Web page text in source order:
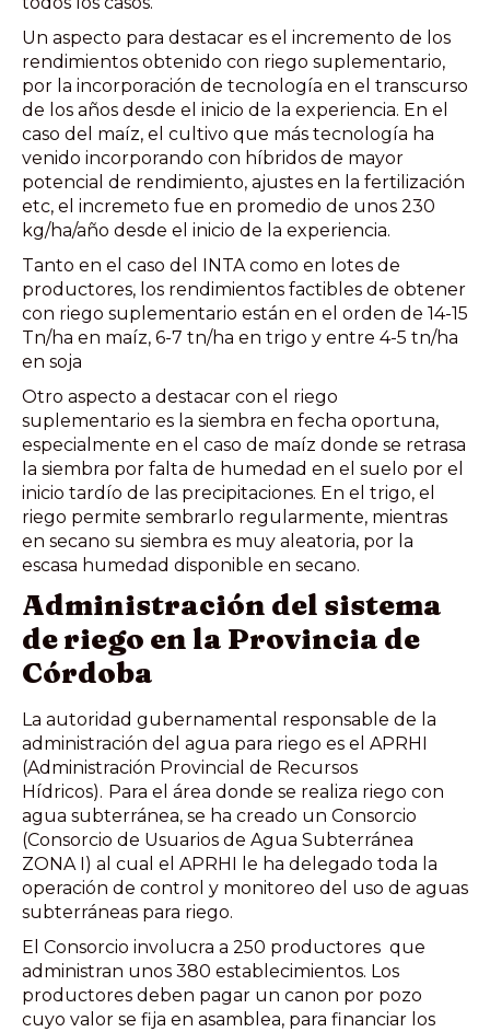
Un aspecto para destacar es el incremento de los
rendimientos obtenido con riego suplementario,
por la incorporación de tecnología en el transcurso
de los años desde el inicio de la experiencia. En el
caso del maíz, el cultivo que más tecnología ha
venido incorporando con híbridos de mayor
potencial de rendimiento, ajustes en la fertilización
etc, el incremeto fue en promedio de unos 230
kg/ha/año desde el inicio de la experiencia.
Tanto en el caso del INTA como en lotes de
productores, los rendimientos factibles de obtener
con riego suplementario están en el orden de 14-15
Tn/ha en maíz, 6-7 tn/ha en trigo y entre 4-5 tn/ha
en soja
Otro aspecto a destacar con el riego
suplementario es la siembra en fecha oportuna,
especialmente en el caso de maíz donde se retrasa
la siembra por falta de humedad en el suelo por el
inicio tardío de las precipitaciones. En el trigo, el
riego permite sembrarlo regularmente, mientras
en secano su siembra es muy aleatoria, por la
escasa humedad disponible en secano.
Administración del sistema
de riego en la Provincia de
Córdoba
La autoridad gubernamental responsable de la
administración del agua para riego es el APRHI
(Administración Provincial de Recursos
Hídricos). Para el área donde se realiza riego con
agua subterránea, se ha creado un Consorcio
(Consorcio de Usuarios de Agua Subterránea
ZONA I) al cual el APRHI le ha delegado toda la
operación de control y monitoreo del uso de aguas
subterráneas para riego.
El Consorcio involucra a 250 productores que
administran unos 380 establecimientos. Los
productores deben pagar un canon por pozo
cuyo valor se fija en asamblea, para financiar los